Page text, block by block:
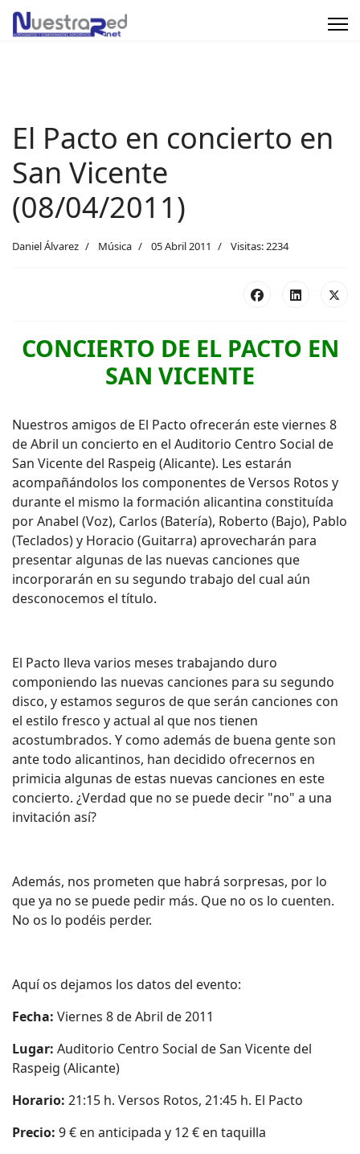
El Pacto en concierto en
San Vicente
(08/04/2011)
Daniel Álvarez Música 05 Abril 2011 Visitas: 2234
CONCIERTO DE EL PACTO EN
SAN VICENTE
Nuestros amigos de El Pacto ofrecerán este viernes 8
de Abril un concierto en el Auditorio Centro Social de
San Vicente del Raspeig (Alicante). Les estarán
acompañándolos los componentes de Versos Rotos y
durante el mismo la formación alicantina constituída
por Anabel (Voz), Carlos (Batería), Roberto (Bajo), Pablo
(Teclados) y Horacio (Guitarra) aprovecharán para
presentar algunas de las nuevas canciones que
incorporarán en su segundo trabajo del cual aún
desconocemos el título.
El Pacto lleva varios meses trabajando duro
componiendo las nuevas canciones para su segundo
disco, y estamos seguros de que serán canciones con
el estilo fresco y actual al que nos tienen
acostumbrados. Y como además de buena gente son
ante todo alicantinos, han decidido ofrecernos en
primicia algunas de estas nuevas canciones en este
concierto. ¿Verdad que no se puede decir "no" a una
invitación así?
Además, nos prometen que habrá sorpresas, por lo
que ya no se puede pedir más. Que no os lo cuenten.
No os lo podéis perder.
Aquí os dejamos los datos del evento:
Fecha: Viernes 8 de Abril de 2011
Lugar: Auditorio Centro Social de San Vicente del
Raspeig (Alicante)
Horario: 21:15 h. Versos Rotos, 21:45 h. El Pacto
Precio: 9 € en anticipada y 12 € en taquilla